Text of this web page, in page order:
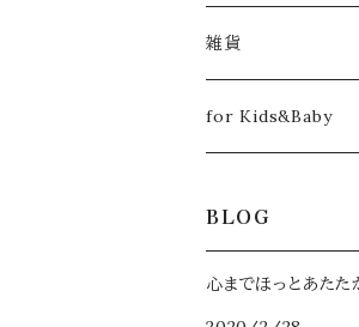
ミント
ミモザ
金木犀
ひまわり
月下美人
冬限定
月下美人
満月の日限定
雨のしずく
ブレスレット
ブローチ
秋限定
冬限定
Ruimeme×Novelize
クリスマスコフレ【雪柳】
2020
春コフレ【ラナンキュ
秋コフレ【薔薇 -ロミオ
冬コフレ【白雪姫 -白
2023
夏コフレ【エリンジウム
秋コフレ【クレマチス -
2021
2022
雑貨
クリーニングクロス
for Kids&Baby
パッチンピン
BLOG
心までほっとあたた